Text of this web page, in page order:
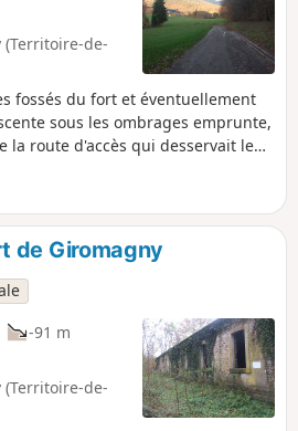
(Territoire-de-
fossés du fort et éventuellement
sous les ombrages emprunte,
la route d'accès qui desservait le
d'un maximum de fraicheur.
de Giromagny
-91 m
(Territoire-de-